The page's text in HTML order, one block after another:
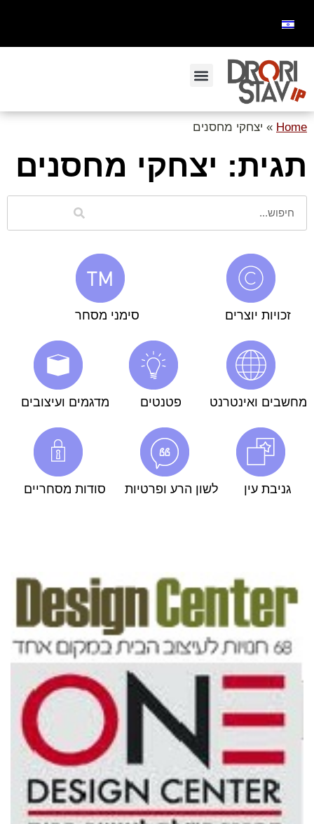
Home
» יצחקי מחסנים
תגית: יצחקי מחסנים
זכויות יוצרים סימני מסחר
מחשבים ואינטרנט פטנטים מדגמים ועיצובים
גניבת עין לשון הרע ופרטיות סודות מסחריים